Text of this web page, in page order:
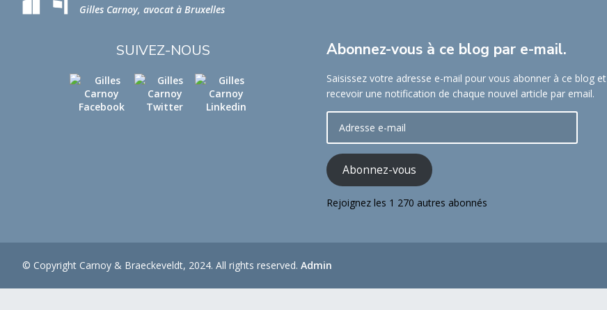
Gilles Carnoy, avocat à Bruxelles
SUIVEZ-NOUS Abonnez-vous à ce blog par e-mail.
Saisissez votre adresse e-mail pour vous abonner à ce blog et
recevoir une notification de chaque nouvel article par email.
Adresse
mail
Abonnez-vous
Rejoignez les 1 270 autres abonnés
© Copyright Carnoy & Braeckeveldt, 2024. All rights reserved. Admin